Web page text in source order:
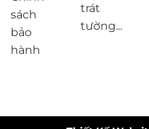
sách
bảo
hành
trát
tường...